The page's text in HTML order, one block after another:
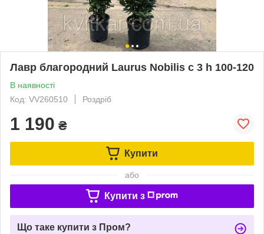
Лавр благородний Laurus Nobilis с 3 h 100-120
В наявності
Код: VV260510
Роздріб
1 190 ₴
Купити
або
Купити з
Що таке купити з Пром?